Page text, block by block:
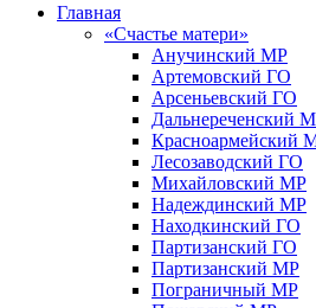
Главная
«Счастье матери»
Анучинский МР
Артемовский ГО
Арсеньевский ГО
Дальнереченский
Красноармейский
Лесозаводский ГО
Михайловский МР
Надеждинский МР
Находкинский ГО
Партизанский ГО
Партизанский МР
Пограничный МР